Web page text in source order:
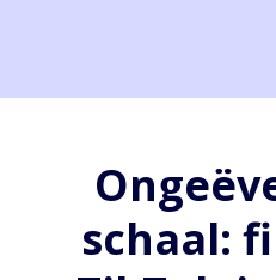
schaal: